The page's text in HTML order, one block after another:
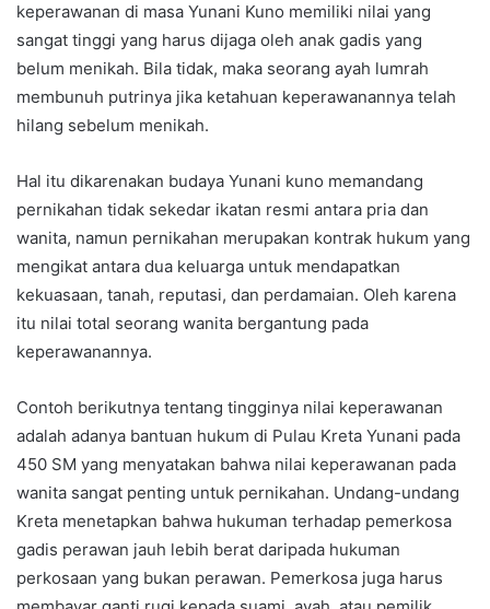
keperawanan di masa Yunani Kuno memiliki nilai yang
sangat tinggi yang harus dijaga oleh anak gadis yang
belum menikah. Bila tidak, maka seorang ayah lumrah
membunuh putrinya jika ketahuan keperawanannya telah
hilang sebelum menikah.
Hal itu dikarenakan budaya Yunani kuno memandang
pernikahan tidak sekedar ikatan resmi antara pria dan
wanita, namun pernikahan merupakan kontrak hukum yang
mengikat antara dua keluarga untuk mendapatkan
kekuasaan, tanah, reputasi, dan perdamaian. Oleh karena
itu nilai total seorang wanita bergantung pada
keperawanannya.
Contoh berikutnya tentang tingginya nilai keperawanan
adalah adanya bantuan hukum di Pulau Kreta Yunani pada
450 SM yang menyatakan bahwa nilai keperawanan pada
wanita sangat penting untuk pernikahan. Undang-undang
Kreta menetapkan bahwa hukuman terhadap pemerkosa
gadis perawan jauh lebih berat daripada hukuman
perkosaan yang bukan perawan. Pemerkosa juga harus